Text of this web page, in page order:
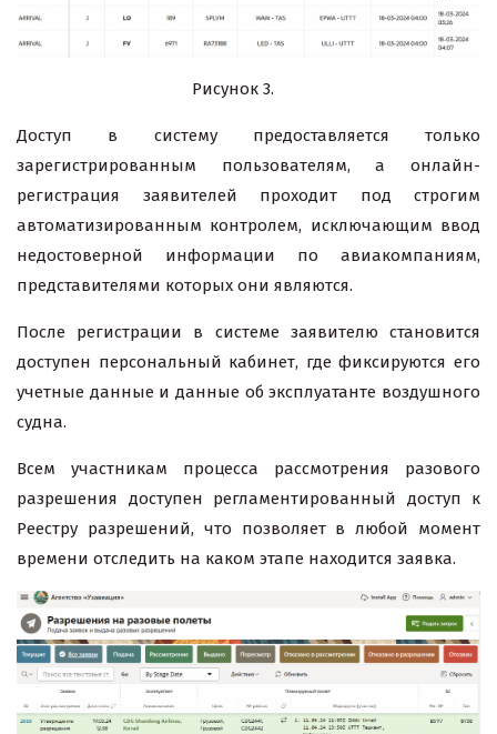
Рисунок 3.
Доступ в систему предоставляется только
зарегистрированным пользователям, а онлайн-
регистрация заявителей проходит под строгим
автоматизированным контролем, исключающим ввод
недостоверной информации по авиакомпаниям,
представителями которых они являются.
После регистрации в системе заявителю становится
доступен персональный кабинет, где фиксируются его
учетные данные и данные об эксплуатанте воздушного
судна.
Всем участникам процесса рассмотрения разового
разрешения доступен регламентированный доступ к
Реестру разрешений, что позволяет в любой момент
времени отследить на каком этапе находится заявка.